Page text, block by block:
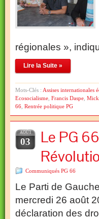
régionales »,
Lire la Suite »
Mots-Clés : Assises internationales
Ecosocialisme Francis Daspe
66 Rentrée politique PG
AOÛT
03
Le PG
Communiqués PG 66
Le Parti de
mercredi 26 août
déclaration des